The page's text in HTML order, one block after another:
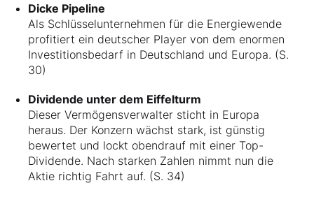
Dicke Pipeline
Als Schlüsselunternehmen für die Energiewende
profitiert ein deutscher Player von dem enormen
Investitionsbedarf in Deutschland und Europa. (S.
30)
Dividende unter dem Eiffelturm
Dieser Vermögensverwalter sticht in Europa
heraus. Der Konzern wächst stark, ist günstig
bewertet und lockt obendrauf mit einer Top-
Dividende. Nach starken Zahlen nimmt nun die
Aktie richtig Fahrt auf. (S. 34)